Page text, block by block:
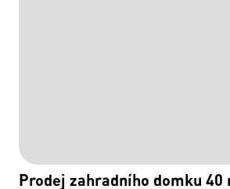
Prodej zahradního domku 40